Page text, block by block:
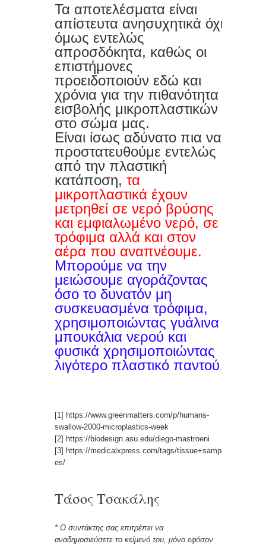
Τα αποτελέσματα είναι
απίστευτα ανησυχητικά όχι
όμως εντελώς
απροσδόκητα, καθώς οι
επιστήμονες
προειδοποιούν εδώ και
χρόνια για την πιθανότητα
εισβολής μικροπλαστικών
στο σώμα μας.
Είναι ίσως αδύνατο πια να
προστατευθούμε εντελώς
από την πλαστική
κατάποση, τα
μικροπλαστικά έχουν
μετρηθεί σε νερό βρύσης
και εμφιαλωμένο νερό, σε
τρόφιμα αλλά και στον
αέρα που αναπνέουμε.
Μπορούμε να την
μειώσουμε αγοράζοντας
όσο το δυνατόν μη
συσκευασμένα τρόφιμα,
χρησιμοποιώντας γυάλινα
μπουκάλια νερού και
φυσικά χρησιμοποιώντας
λιγότερο πλαστικό παντού
[1] https://www.greenmatters.com/p/humans-
swallow-2000-microplastics-week
[2] https://biodesign.asu.edu/diego-mastroeni
[3] https://medicalxpress.com/tags/tissue+sampl
es/
Τάσος Τσακάλης
* Ο συντάκτης σας επιτρέπει να
αναδημοσιεύσετε το κείμενό του, μόνο εφόσον